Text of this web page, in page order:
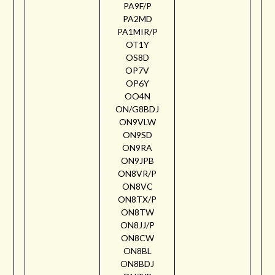
PA9F/P
PA2MD
PA1MIR/P
OT1Y
OS8D
OP7V
OP6Y
OO4N
ON/G8BDJ
ON9VLW
ON9SD
ON9RA
ON9JPB
ON8VR/P
ON8VC
ON8TX/P
ON8TW
ON8JJ/P
ON8CW
ON8BL
ON8BDJ